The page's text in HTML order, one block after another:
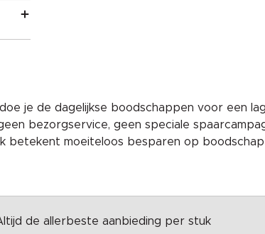
je de dagelijkse boodschappen voor een
bezorgservice, geen speciale
moeiteloos besparen op
de allerbeste aanbieding per stuk